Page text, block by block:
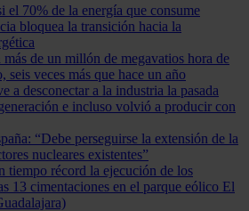
el 70% de la energía que consume
bloquea la transición hacia la
más de un millón de megavatios hora de
seis veces más que hace un año
a desconectar a la industria la pasada
e incluso volvió a producir con
“Debe perseguirse la extensión de la
nucleares existentes”
tiempo récord la ejecución de los
13 cimentaciones en el parque eólico El